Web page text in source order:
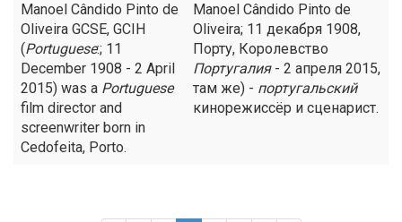
Manoel Cândido Pinto de
Oliveira GCSE, GCIH
(Portuguese:; 11
December 1908 - 2 April
2015) was a Portuguese
film director and
screenwriter born in
Cedofeita, Porto.
Manoel Cândido Pinto de
Oliveira; 11 декабря 1908,
Порту, Королевство
Португалия- 2 апреля 2015,
там же) - португальский
кинорежиссёр и сценарист.